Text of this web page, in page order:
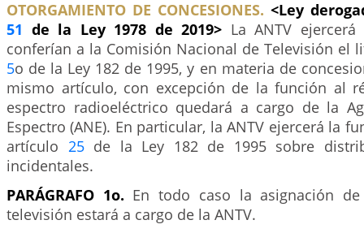
OTORGAMIENTO DE CONCESIONES. <Ley
51 de la Ley 1978 de 2019> La ANTV
conferían a la Comisión Nacional de Televisión el
5o de la Ley 182 de 1995, y en materia de
mismo artículo, con excepción de la función al
espectro radioeléctrico quedará a cargo de la
Espectro (ANE). En particular, la ANTV ejercerá la
artículo 25de la Ley 182 de 1995 sobre
incidentales.
PARÁGRAFO 1o. En todo caso la asignación
televisión estará a cargo de la ANTV.